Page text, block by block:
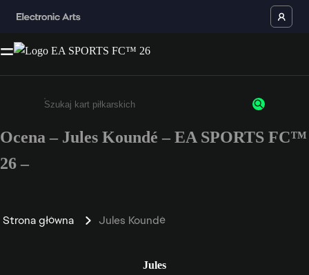
Wpisz co najmniej 3 znaki lub cyfry.
Ocena – Jules Koundé – EA SPORTS FC™
26 –
Strona główna Jules Koundé
Jules